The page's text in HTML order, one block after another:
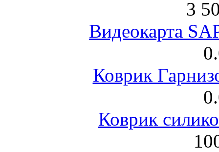
3
Видеокарта
Коврик
Коврик